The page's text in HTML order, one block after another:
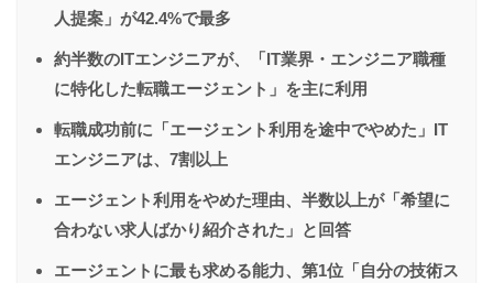
人提案」が42.4%で最多
約半数のITエンジニアが、「IT業界・エンジニア職種
に特化した転職エージェント」を主に利用
転職成功前に「エージェント利用を途中でやめた」IT
エンジニアは、7割以上
エージェント利用をやめた理由、半数以上が「希望に
合わない求人ばかり紹介された」と回答
エージェントに最も求める能力、第1位「自分の技術ス